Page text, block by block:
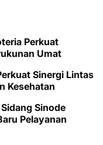
Perkuat
Umat
Sinergi Lintas
Kesehatan
Sinode
Pelayanan